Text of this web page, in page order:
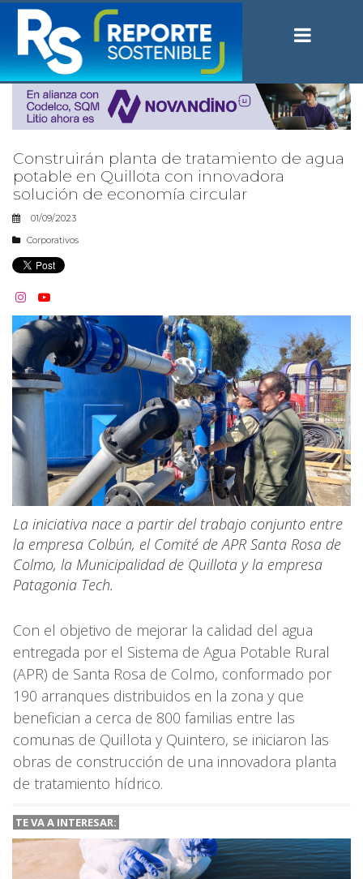
Construirán planta de tratamiento de agua
potable en Quillota con innovadora
solución de economía circular
01/09/2023
Corporativos
 
La iniciativa nace a partir del trabajo conjunto entre
la empresa Colbún, el Comité de APR Santa Rosa de
Colmo, la Municipalidad de Quillota y la empresa
Patagonia Tech.
Con el objetivo de mejorar la calidad del agua
entregada por el Sistema de Agua Potable Rural
(APR) de Santa Rosa de Colmo, conformado por
190 arranques distribuidos en la zona y que
benefician a cerca de 800 familias entre las
comunas de Quillota y Quintero, se iniciaron las
obras de construcción de una innovadora planta
de tratamiento hídrico.
TE VA A INTERESAR: